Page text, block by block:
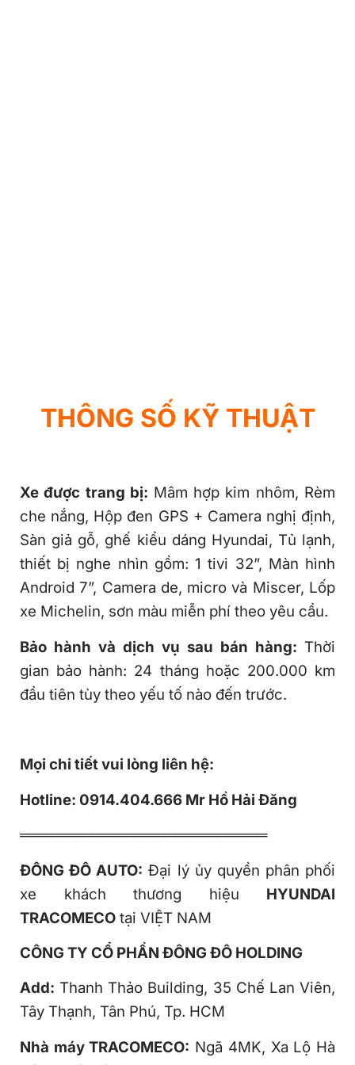
THÔNG SỐ KỸ THUẬT
Xe được trang bị: Mâm hợp kim nhôm, Rèm
che nắng, Hộp đen GPS + Camera nghị định,
Sàn giả gỗ, ghế kiểu dáng Hyundai, Tủ lạnh,
thiết bị nghe nhìn gồm: 1 tivi 32”, Màn hình
Android 7”, Camera de, micro và Miscer, Lốp
xe Michelin, sơn màu miễn phí theo yêu cầu.
Bảo hành và dịch vụ sau bán hàng: Thời
gian bảo hành: 24 tháng hoặc 200.000 km
đầu tiên tùy theo yếu tố nào đến trước.
Mọi chi tiết vui lòng liên hệ:
Hotline: 0914.404.666 Mr Hồ Hải Đăng
════════════════════════
ĐÔNG ĐÔ AUTO: Đại lý ủy quyền phân phối
xe khách thương hiệu HYUNDAI
TRACOMECO tại VIỆT NAM
CÔNG TY CỔ PHẦN ĐÔNG ĐÔ HOLDING
Add: Thanh Thảo Building, 35 Chế Lan Viên,
Tây Thạnh, Tân Phú, Tp. HCM
Nhà máy TRACOMECO: Ngã 4MK, Xa Lộ Hà